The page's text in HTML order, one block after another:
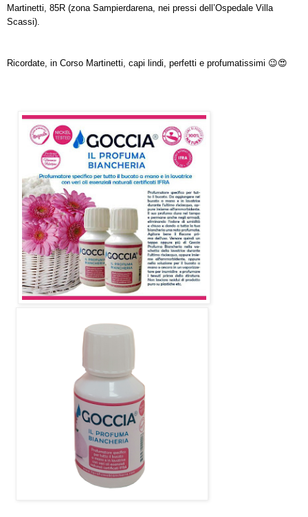
Martinetti, 85R (zona Sampierdarena, nei pressi dell’Ospedale Villa
Scassi).
Ricordate, in Corso Martinetti, capi lindi, perfetti e profumatissimi 😉😍